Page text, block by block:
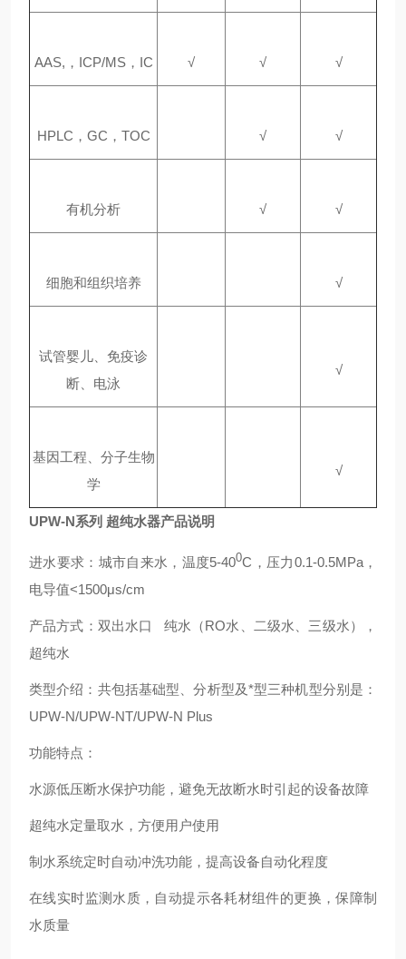
AAS,，ICP/MS，IC √ √ √
HPLC，GC，TOC √ √
有机分析 √ √
细胞和组织培养 √
试管婴儿、免疫诊
断、电泳
√
基因工程、分子生物
学
√
UPW-N系列 超纯水器产品说明
进水要求：城市自来水，温度5-400C，压力0.1-0.5MPa，
电导值<1500μs/cm
产品方式：双出水口 纯水（RO水、二级水、三级水），
超纯水
类型介绍：共包括基础型、分析型及*型三种机型分别是：
UPW-N/UPW-NT/UPW-N Plus
功能特点：
水源低压断水保护功能，避免无故断水时引起的设备故障
超纯水定量取水，方便用户使用
制水系统定时自动冲洗功能，提高设备自动化程度
在线实时监测水质，自动提示各耗材组件的更换，保障制
水质量